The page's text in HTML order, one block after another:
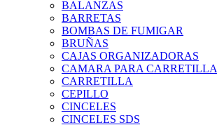
BALANZAS
BARRETAS
BOMBAS DE FUMIGAR
BRUÑAS
CAJAS ORGANIZADORAS
CAMARA PARA CARRETILLA
CARRETILLA
CEPILLO
CINCELES
CINCELES SDS